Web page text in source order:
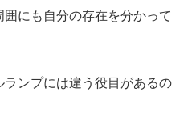
にも自分の存在を分かって
ンプには違う役目があるの